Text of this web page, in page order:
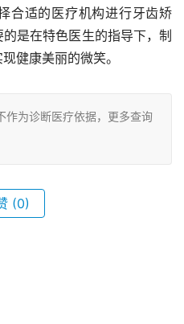
合适的医疗机构进行牙齿矫
是在特色医生的指导下，制
健康美丽的微笑。
作为诊断医疗依据，更多查询
(0)